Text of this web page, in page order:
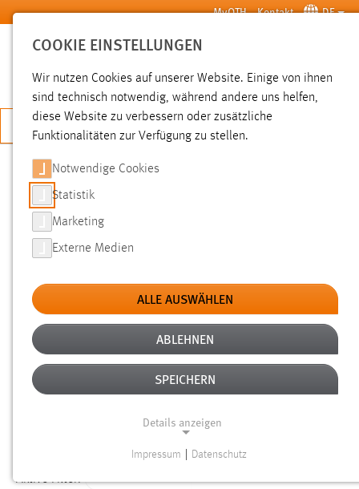
Zum Hauptinhalt springen MyOTH Kontakt DE
SUCHE
JETZT BEWERBEN
SUCHE
FILTER
Typ
Erstellungsdatum
Alter
Aktive Filter:
COOKIE EINSTELLUNGEN
Wir nutzen Cookies auf unserer Website. Einige von ihnen
sind technisch notwendig, während andere uns helfen,
diese Website zu verbessern oder zusätzliche
Funktionalitäten zur Verfügung zu stellen.
Notwendige Cookies
Statistik
Marketing
Externe Medien
ALLE AUSWÄHLEN
ABLEHNEN
SPEICHERN
Details anzeigen
Impressum Datenschutz